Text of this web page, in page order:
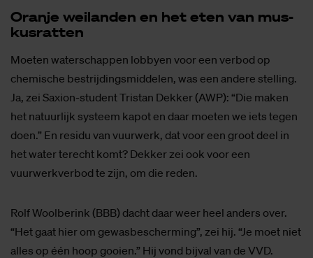
Oran­je wei­lan­den en het eten van mus­
kus­rat­ten
Moeten waterschappen lobbyen voor een verbod op
chemische bestrijdingsmiddelen, was een andere stelling.
Ja, zei Saxion-student Tristan Dekker (AWP): “Die maken
het natuurlijk systeem kapot en daar moeten we iets tegen
doen.” En residu van vuurwerk, dat voor een groot deel in
het water terecht komt? Dekker zei ook voor een
vuurwerkverbod te zijn, om die reden.
Rolf Woolberink (BBB) dacht daar weer heel anders over.
“Het gaat hier om gewasbescherming”, zei hij. “Je moet niet
alles op één hoop gooien.” Hij vond bijval van de VVD.